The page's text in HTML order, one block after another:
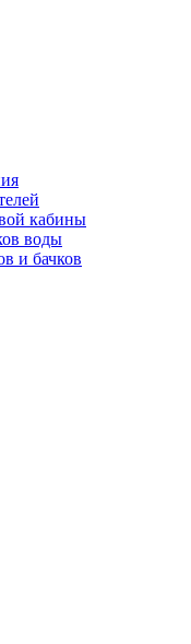
кабины
воды
и бачков